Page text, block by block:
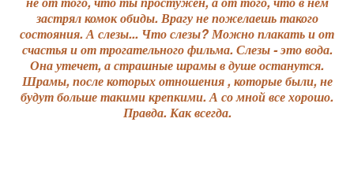
застрял комок обиды. Врагу не пожелаешь такого
состояния. А слезы... Что слезы? Можно плакать и от
счастья и от трогательного фильма. Слезы - это вода.
Она утечет, а страшные шрамы в душе останутся.
Шрамы, после которых отношения , которые были, не
будут больше такими крепкими. А со мной все хорошо.
Правда. Как всегда.